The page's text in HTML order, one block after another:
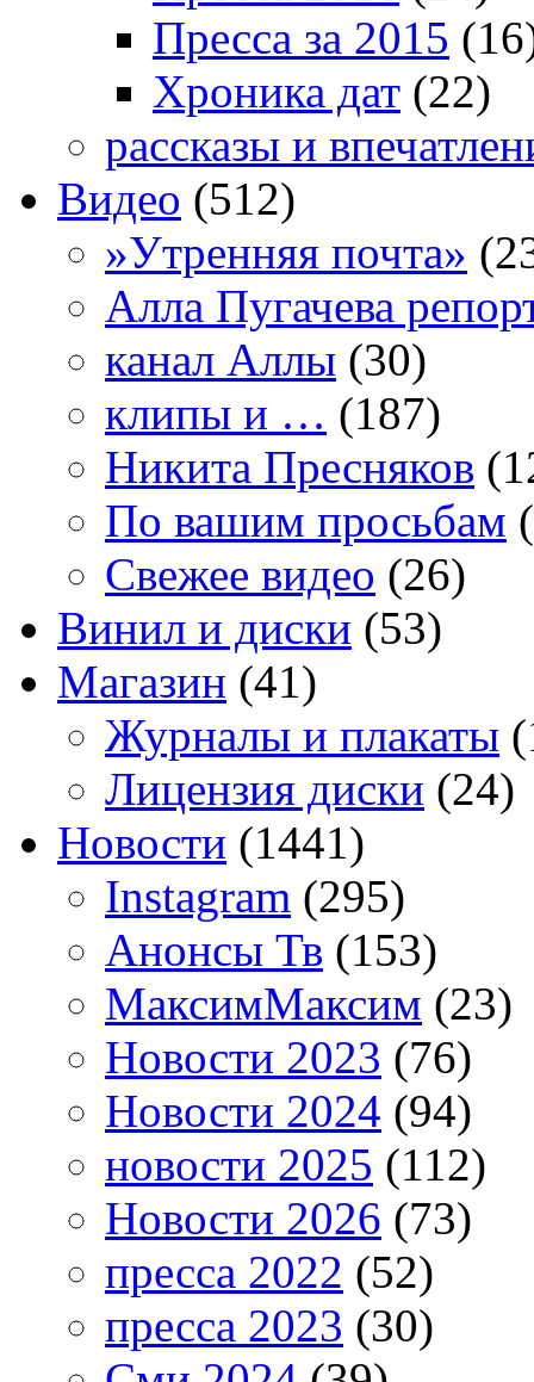
Пресса за 2015
Хроника дат (22)
рассказы и
Видео (512)
»Утренняя почта»
Алла Пугачева
канал Аллы (30)
клипы и … (187)
Никита Пресняков
По вашим просьбам
Свежее видео (26)
Винил и диски (53)
Магазин (41)
Журналы и плакаты
Лицензия диски (24)
Новости (1441)
Instagram (295)
Анонсы Тв (153)
МаксимМаксим (23)
Новости 2023 (76)
Новости 2024 (94)
новости 2025 (112)
Новости 2026 (73)
пресса 2022 (52)
пресса 2023 (30)